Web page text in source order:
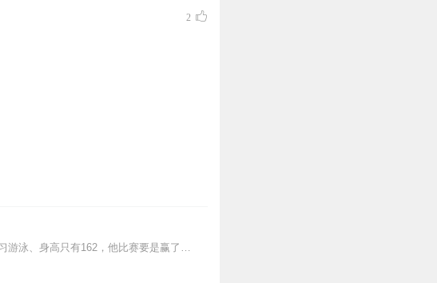
2
王霞分享-作者金亨锡，这位爷爷到底有多可爱：50岁开始踢足球，60岁学习游泳、身高只有162，他比赛要是赢了就一脸得意的炫耀，像个老顽童一样，99岁他坐公交车...